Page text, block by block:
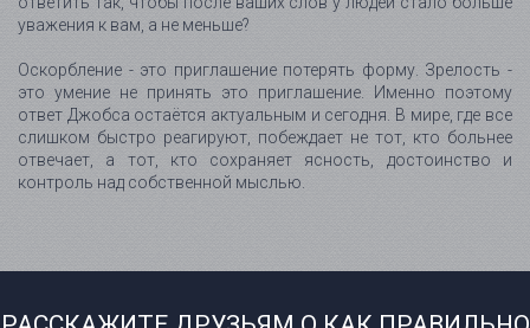
уважения к вам, а не меньше?
Оскорбление - это приглашение потерять форму. Зрелость -
это умение не принять это приглашение. Именно поэтому
ответ Джобса остаётся актуальным и сегодня. В мире, где все
слишком быстро реагируют, побеждает не тот, кто больнее
отвечает, а тот, кто сохраняет ясность, достоинство и
контроль над собственной мыслью.